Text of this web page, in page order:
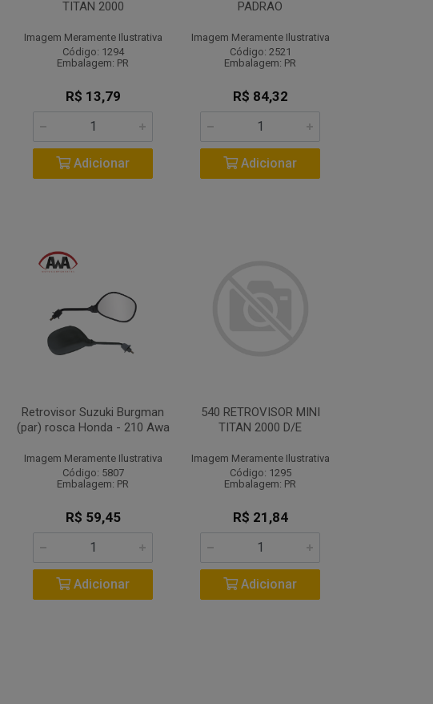
TITAN 2000
Imagem Meramente Ilustrativa
Código: 1294
Embalagem: PR
R$ 13,79
Adicionar
PADRAO
Imagem Meramente Ilustrativa
Código: 2521
Embalagem: PR
R$ 84,32
Adicionar
Retrovisor Suzuki Burgman
(par) rosca Honda - 210 Awa
Imagem Meramente Ilustrativa
Código: 5807
Embalagem: PR
R$ 59,45
Adicionar
540 RETROVISOR MINI
TITAN 2000 D/E
Imagem Meramente Ilustrativa
Código: 1295
Embalagem: PR
R$ 21,84
Adicionar